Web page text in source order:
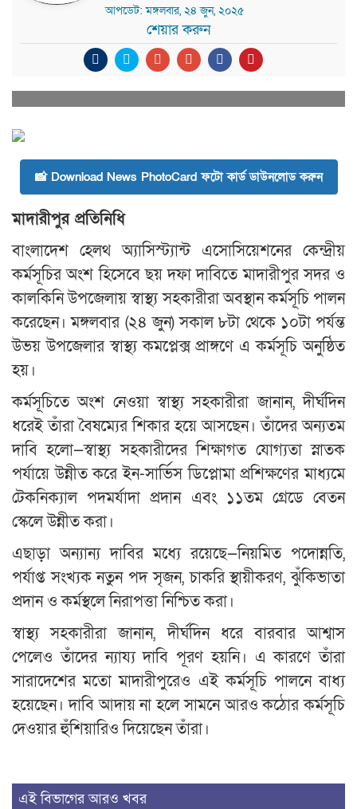
আপডেট: মঙ্গলবার, ২৪ জুন, ২০২৫
শেয়ার করুন
📸 Download News PhotoCard ফটো কার্ড ডাউনলোড করুন
মাদারীপুর প্রতিনিধি
বাংলাদেশ হেলথ অ্যাসিস্ট্যান্ট এসোসিয়েশনের কেন্দ্রীয়
কর্মসূচির অংশ হিসেবে ছয় দফা দাবিতে মাদারীপুর সদর ও
কালকিনি উপজেলায় স্বাস্থ্য সহকারীরা অবস্থান কর্মসূচি পালন
করেছেন। মঙ্গলবার (২৪ জুন) সকাল ৮টা থেকে ১০টা পর্যন্ত
উভয় উপজেলার স্বাস্থ্য কমপ্লেক্স প্রাঙ্গণে এ কর্মসূচি অনুষ্ঠিত
হয়।
কর্মসূচিতে অংশ নেওয়া স্বাস্থ্য সহকারীরা জানান, দীর্ঘদিন
ধরেই তাঁরা বৈষম্যের শিকার হয়ে আসছেন। তাঁদের অন্যতম
দাবি হলো—স্বাস্থ্য সহকারীদের শিক্ষাগত যোগ্যতা স্নাতক
পর্যায়ে উন্নীত করে ইন-সার্ভিস ডিপ্লোমা প্রশিক্ষণের মাধ্যমে
টেকনিক্যাল পদমর্যাদা প্রদান এবং ১১তম গ্রেডে বেতন
স্কেলে উন্নীত করা।
এছাড়া অন্যান্য দাবির মধ্যে রয়েছে—নিয়মিত পদোন্নতি,
পর্যাপ্ত সংখ্যক নতুন পদ সৃজন, চাকরি স্থায়ীকরণ, ঝুঁকিভাতা
প্রদান ও কর্মস্থলে নিরাপত্তা নিশ্চিত করা।
স্বাস্থ্য সহকারীরা জানান, দীর্ঘদিন ধরে বারবার আশ্বাস
পেলেও তাঁদের ন্যায্য দাবি পূরণ হয়নি। এ কারণে তাঁরা
সারাদেশের মতো মাদারীপুরেও এই কর্মসূচি পালনে বাধ্য
হয়েছেন। দাবি আদায় না হলে সামনে আরও কঠোর কর্মসূচি
দেওয়ার হুঁশিয়ারিও দিয়েছেন তাঁরা।
এই বিভাগের আরও খবর